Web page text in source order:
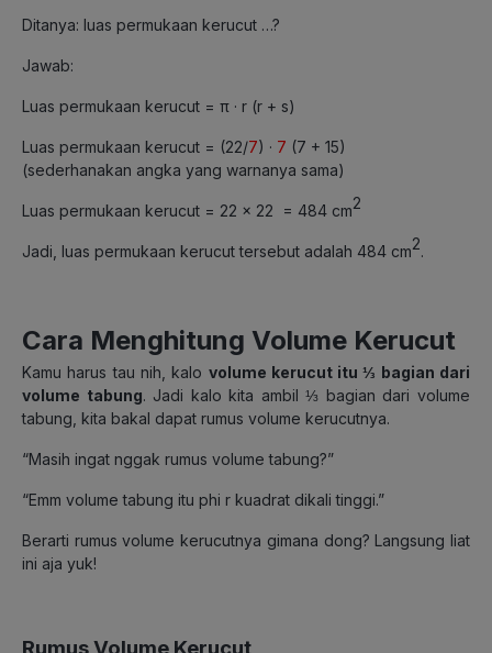
Ditanya: luas permukaan kerucut …?
Jawab:
Luas permukaan kerucut = π · r (r + s)
Luas permukaan kerucut = (22/7) · 7 (7 + 15)
(sederhanakan angka yang warnanya sama)
Luas permukaan kerucut = 22 × 22 = 484 cm2
Jadi, luas permukaan kerucut tersebut adalah 484 cm2.
Cara Menghitung Volume Kerucut
Kamu harus tau nih, kalo volume kerucut itu ⅓ bagian dari
volume tabung. Jadi kalo kita ambil ⅓ bagian dari volume
tabung, kita bakal dapat rumus volume kerucutnya.
“Masih ingat nggak rumus volume tabung?”
“Emm volume tabung itu phi r kuadrat dikali tinggi.”
Berarti rumus volume kerucutnya gimana dong? Langsung liat
ini aja yuk!
Rumus Volume Kerucut